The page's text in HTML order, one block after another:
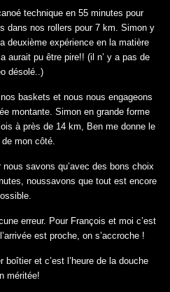
technique en 55 minutes pour
dans nos rollers pour 7 km. Simon y
deuxième expérience en la matière
aurait pu être pire!! (il n’ y a pas de
désolé..)
baskets et nous nous engageons
montante. Simon en grande forme
à près de 14 km, Ben me donne le
mon côté.
savons qu’avec des bons choix
noussavons que tout est encore
erreur. Pour François et moi c’est
est proche, on s’accroche !
boîtier et c’est l’heure de la douche
méritée!